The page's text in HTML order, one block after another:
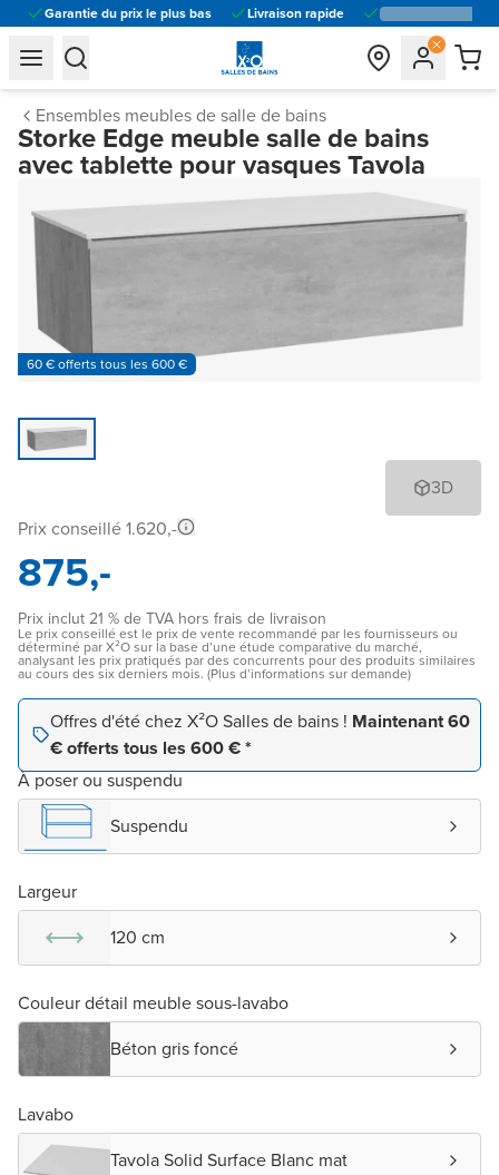
Garantie du prix le plus bas Livraison rapide
general.navigation.toggle_menu.label
general.navigation.toggle_menu.label
Ensembles meubles de salle de bains
Storke Edge meuble salle de bains
avec tablette pour vasques Tavola
60 € offerts tous les 600 €
3D
Prix conseillé 1.620,-
875,-
Prix inclut 21 % de TVA hors frais de livraison
Le prix conseillé est le prix de vente recommandé par les fournisseurs ou
déterminé par X²O sur la base d’une étude comparative du marché,
analysant les prix pratiqués par des concurrents pour des produits similaires
au cours des six derniers mois. (Plus d’informations sur demande)
Offres d'été chez X²O Salles de bains ! Maintenant 60
€ offerts tous les 600 € *
À poser ou suspendu
Suspendu
Largeur
120 cm
Couleur détail meuble sous-lavabo
Béton gris foncé
Lavabo
Tavola Solid Surface Blanc mat